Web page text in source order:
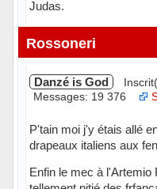
Judas.
Hors ligne
Rossoneri
Danzé is God
Messages: 19 376
P'tain moi j'y étais allé
drapeaux italiens aux
Enfin le mec à l'Artemio